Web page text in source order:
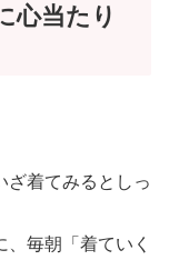
心当たり
ざ着てみるとしっ
、毎朝「着ていく